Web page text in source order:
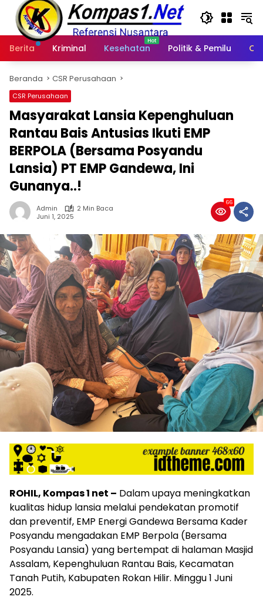
Langsung
konten
Berita
Kriminal Kesehatan Politik & Pemilu
Beranda CSR Perusahaan
CSR Perusahaan
Masyarakat Lansia Kepenghuluan
Rantau Bais Antusias Ikuti EMP
BERPOLA (Bersama Posyandu
Lansia) PT EMP Gandewa, Ini
Gunanya..!
Admin
2 Min Baca
Juni 1, 2025
66
ROHIL, Kompas 1 net – Dalam upaya meningkatkan
kualitas hidup lansia melalui pendekatan promotif
dan preventif, EMP Energi Gandewa Bersama Kader
Posyandu mengadakan EMP Berpola (Bersama
Posyandu Lansia) yang bertempat di halaman Masjid
Assalam, Kepenghuluan Rantau Bais, Kecamatan
Tanah Putih, Kabupaten Rokan Hilir. Minggu 1 Juni
2025.